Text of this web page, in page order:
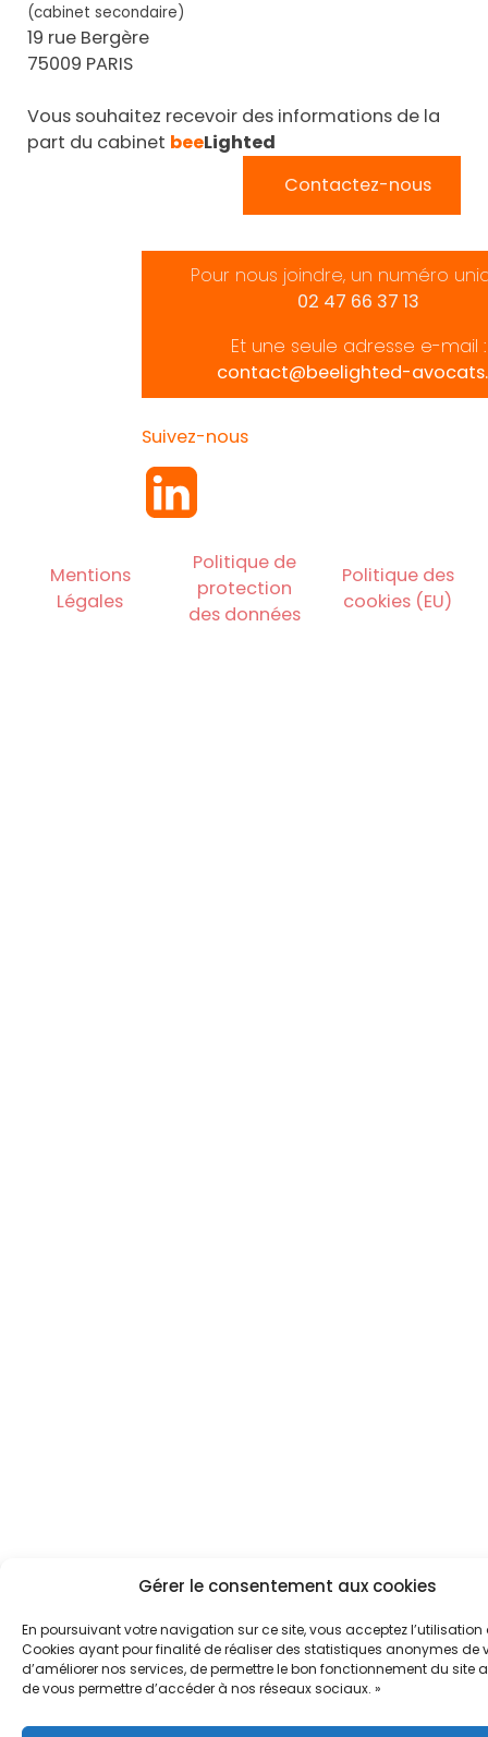
Gérer le consentement aux cookies
En poursuivant votre navigation sur ce site, vous acceptez l’utilisation
Cookies ayant pour finalité de réaliser des statistiques anonymes de
d’améliorer nos services, de permettre le bon fonctionnement du site
de vous permettre d’accéder à nos réseaux sociaux. »
(cabinet secondaire)
19 rue Bergère
75009 PARIS
Vous souhaitez recevoir des informations de la
part du cabinet beeLighted
Contactez-nous
Pour nous joindre, un numéro
02 47 66 37 13
Et une seule adresse e-mail :
contact@beelighted-
Suivez-nous
Mentions
Légales
Politique de
protection
des données
Politique des
cookies (EU)